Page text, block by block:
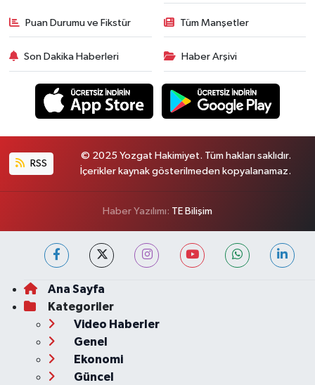
Puan Durumu ve Fikstür Tüm Manşetler
Son Dakika Haberleri Haber Arşivi
RSS
© 2025 Yozgat Hakimiyet. Tüm hakları saklıdır.
İçerikler kaynak gösterilmeden kopyalanamaz.
Haber Yazılımı: TE Bilişim
Ana Sayfa
Kategoriler
Video Haberler
Genel
Ekonomi
Güncel